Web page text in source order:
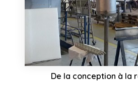
De la conception à la